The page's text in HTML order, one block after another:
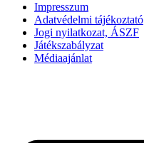
Impresszum
Adatvédelmi tájékoztató
Jogi nyilatkozat, ÁSZF
Játékszabályzat
Médiaajánlat